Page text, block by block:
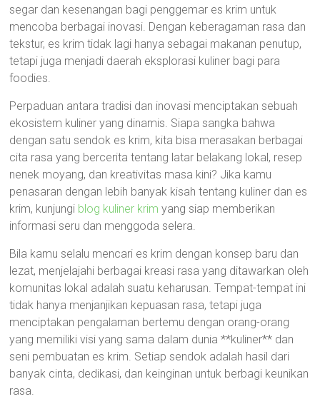
segar dan kesenangan bagi penggemar es krim untuk
mencoba berbagai inovasi. Dengan keberagaman rasa dan
tekstur, es krim tidak lagi hanya sebagai makanan penutup,
tetapi juga menjadi daerah eksplorasi kuliner bagi para
foodies.
Perpaduan antara tradisi dan inovasi menciptakan sebuah
ekosistem kuliner yang dinamis. Siapa sangka bahwa
dengan satu sendok es krim, kita bisa merasakan berbagai
cita rasa yang bercerita tentang latar belakang lokal, resep
nenek moyang, dan kreativitas masa kini? Jika kamu
penasaran dengan lebih banyak kisah tentang kuliner dan es
krim, kunjungi blog kuliner krim yang siap memberikan
informasi seru dan menggoda selera.
Bila kamu selalu mencari es krim dengan konsep baru dan
lezat, menjelajahi berbagai kreasi rasa yang ditawarkan oleh
komunitas lokal adalah suatu keharusan. Tempat-tempat ini
tidak hanya menjanjikan kepuasan rasa, tetapi juga
menciptakan pengalaman bertemu dengan orang-orang
yang memiliki visi yang sama dalam dunia **kuliner** dan
seni pembuatan es krim. Setiap sendok adalah hasil dari
banyak cinta, dedikasi, dan keinginan untuk berbagi keunikan
rasa.